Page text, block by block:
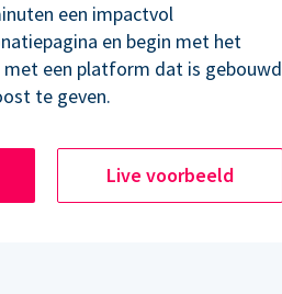
een impactvol
en begin met het
met een platform dat is gebouwd
te geven.
Live voorbeeld